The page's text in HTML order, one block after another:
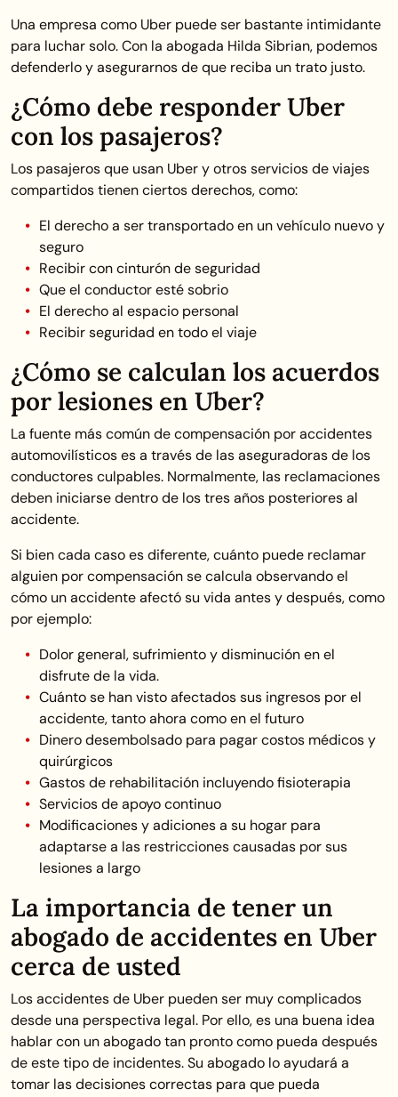
Una empresa como Uber puede ser bastante intimidante
para luchar solo. Con la abogada Hilda Sibrian, podemos
defenderlo y asegurarnos de que reciba un trato justo.
¿Cómo debe responder Uber
con los pasajeros?
Los pasajeros que usan Uber y otros servicios de viajes
compartidos tienen ciertos derechos, como:
El derecho a ser transportado en un vehículo nuevo y
seguro
Recibir con cinturón de seguridad
Que el conductor esté sobrio
El derecho al espacio personal
Recibir seguridad en todo el viaje
¿Cómo se calculan los acuerdos
por lesiones en Uber?
La fuente más común de compensación por accidentes
automovilísticos es a través de las aseguradoras de los
conductores culpables. Normalmente, las reclamaciones
deben iniciarse dentro de los tres años posteriores al
accidente.
Si bien cada caso es diferente, cuánto puede reclamar
alguien por compensación se calcula observando el
cómo un accidente afectó su vida antes y después, como
por ejemplo:
Dolor general, sufrimiento y disminución en el
disfrute de la vida.
Cuánto se han visto afectados sus ingresos por el
accidente, tanto ahora como en el futuro
Dinero desembolsado para pagar costos médicos y
quirúrgicos
Gastos de rehabilitación incluyendo fisioterapia
Servicios de apoyo continuo
Modificaciones y adiciones a su hogar para
adaptarse a las restricciones causadas por sus
lesiones a largo
La importancia de tener un
abogado de accidentes en Uber
cerca de usted
Los accidentes de Uber pueden ser muy complicados
desde una perspectiva legal. Por ello, es una buena idea
hablar con un abogado tan pronto como pueda después
de este tipo de incidentes. Su abogado lo ayudará a
tomar las decisiones correctas para que pueda